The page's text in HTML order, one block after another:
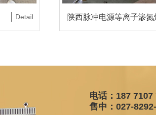
Detail 陕西脉冲电源等离子渗氮
电话：187
售中：027-